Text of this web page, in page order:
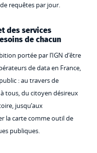
requêtes par jour.
des services
de chacun
portée par l’IGN d’être
de data en France,
: au travers de
tous, du citoyen désireux
jusqu’aux
la carte comme outil de
publiques.